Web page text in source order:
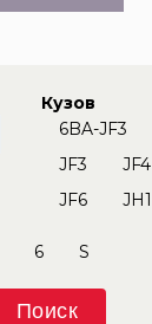
Кузов
6BA-JF3
JF3
JF4
JF6
JH1
6 S
Поиск